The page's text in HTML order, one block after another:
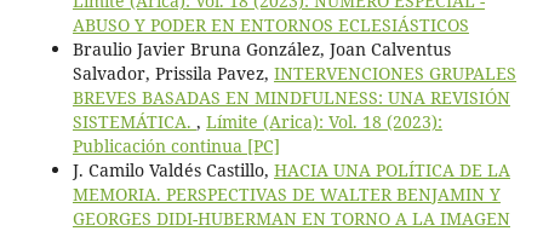
ABUSO Y PODER EN ENTORNOS ECLESIÁSTICOS
Braulio Javier Bruna González, Joan Calventus
Salvador, Prissila Pavez, INTERVENCIONES GRUPALES
BREVES BASADAS EN MINDFULNESS: UNA REVISIÓN
SISTEMÁTICA. , Límite (Arica): Vol. 18 (2023):
Publicación continua [PC]
J. Camilo Valdés Castillo, HACIA UNA POLÍTICA DE LA
MEMORIA. PERSPECTIVAS DE WALTER BENJAMIN Y
GEORGES DIDI-HUBERMAN EN TORNO A LA IMAGEN